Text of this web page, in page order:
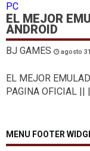
PC
EL MEJOR
ANDROID
BJ GAMES agosto
EL MEJOR
PAGINA OFICIAL
MENU FOOTER